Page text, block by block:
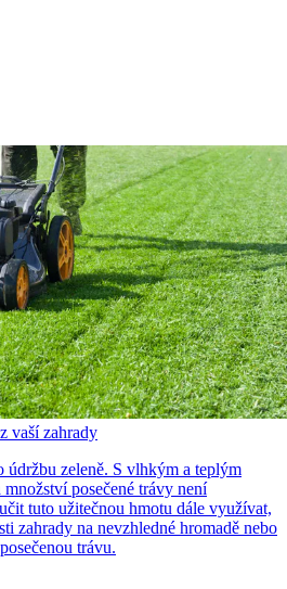
vaší zahrady
údržbu zeleně. S vlhkým a teplým
posečené trávy není
tuto užitečnou hmotu dále využívat,
zahrady na nevzhledné hromadě nebo
trávu.